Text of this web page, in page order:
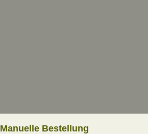
Manuelle Bestellung